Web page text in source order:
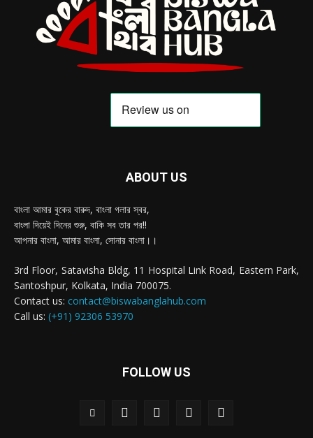
ABOUT US
বাংলা আমার বুকের বারুদ, বাংলা গলার স্বর,
বাংলা দিয়েই দিনের শুরু, বাকি সব তার পর!!
আপনার বাংলা, আমার বাংলা, সোনার বাংলা।।
3rd Floor, Satavisha Bldg, 11 Hospital Link Road, Eastern Park,
Santoshpur, Kolkata, India 700075.
Contact us: contact@biswabanglahub.com
Call us: (+91) 92306 53970
FOLLOW US